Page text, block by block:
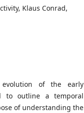
Klaus Conrad,
of the early
to outline a temporal
of understanding the